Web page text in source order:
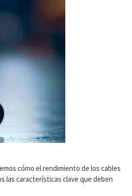
cómo el rendimiento de los cables
las características clave que deben